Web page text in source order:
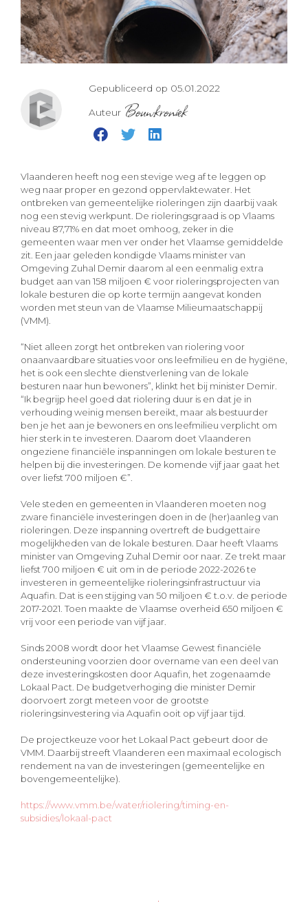
Gepubliceerd op 05.01.2022
Auteur Bouwkroniek
Vlaanderen heeft nog een stevige weg af te leggen op
weg naar proper en gezond oppervlaktewater. Het
ontbreken van gemeentelijke rioleringen zijn daarbij vaak
nog een stevig werkpunt. De rioleringsgraad is op Vlaams
niveau 87,71% en dat moet omhoog, zeker in die
gemeenten waar men ver onder het Vlaamse gemiddelde
zit. Een jaar geleden kondigde Vlaams minister van
Omgeving Zuhal Demir daarom al een eenmalig extra
budget aan van 158 miljoen € voor rioleringsprojecten van
lokale besturen die op korte termijn aangevat konden
worden met steun van de Vlaamse Milieumaatschappij
(VMM).
“Niet alleen zorgt het ontbreken van riolering voor
onaanvaardbare situaties voor ons leefmilieu en de hygiëne,
het is ook een slechte dienstverlening van de lokale
besturen naar hun bewoners”, klinkt het bij minister Demir.
“Ik begrijp heel goed dat riolering duur is en dat je in
verhouding weinig mensen bereikt, maar als bestuurder
ben je het aan je bewoners en ons leefmilieu verplicht om
hier sterk in te investeren. Daarom doet Vlaanderen
ongeziene financiële inspanningen om lokale besturen te
helpen bij die investeringen. De komende vijf jaar gaat het
over liefst 700 miljoen €”.
Vele steden en gemeenten in Vlaanderen moeten nog
zware financiële investeringen doen in de (her)aanleg van
rioleringen. Deze inspanning overtreft de budgettaire
mogelijkheden van de lokale besturen. Daar heeft Vlaams
minister van Omgeving Zuhal Demir oor naar. Ze trekt maar
liefst 700 miljoen € uit om in de periode 2022-2026 te
investeren in gemeentelijke rioleringsinfrastructuur via
Aquafin. Dat is een stijging van 50 miljoen € t.o.v. de periode
2017-2021. Toen maakte de Vlaamse overheid 650 miljoen €
vrij voor een periode van vijf jaar.
Sinds 2008 wordt door het Vlaamse Gewest financiële
ondersteuning voorzien door overname van een deel van
deze investeringskosten door Aquafin, het zogenaamde
Lokaal Pact. De budgetverhoging die minister Demir
doorvoert zorgt meteen voor de grootste
rioleringsinvestering via Aquafin ooit op vijf jaar tijd.
De projectkeuze voor het Lokaal Pact gebeurt door de
VMM. Daarbij streeft Vlaanderen een maximaal ecologisch
rendement na van de investeringen (gemeentelijke en
bovengemeentelijke).
https://www.vmm.be/water/riolering/timing-en-
subsidies/lokaal-pact